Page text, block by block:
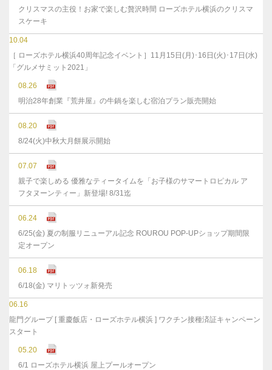
クリスマスの主役！お家で楽しむ贅沢時間 ローズホテル横浜のクリスマ
スケーキ
10.04
［ ローズホテル横浜40周年記念イベント］11月15日(月)･16日(火)･17日(水)
「グルメサミット2021」
08.26
明治28年創業『荒井屋』の牛鍋を楽しむ宿泊プラン販売開始
08.20
8/24(火)中秋大月餅展示開始
07.07
親子で楽しめる 優雅なティータイムを「お子様のサマートロピカル ア
フタヌーンティー」新登場! 8/31迄
06.24
6/25(金) 夏の制服リニューアル記念 ROUROU POP-UPショップ期間限
定オープン
06.18
6/18(金) マリトッツォ新発売
06.16
龍門グループ [ 重慶飯店・ローズホテル横浜 ] ワクチン接種済証キャンペーン
スタート
05.20
6/1 ローズホテル横浜 屋上プールオープン